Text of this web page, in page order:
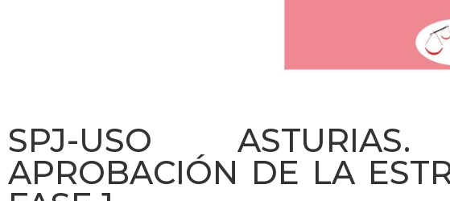
SPJ-USO
APROBACIÓN DE LA